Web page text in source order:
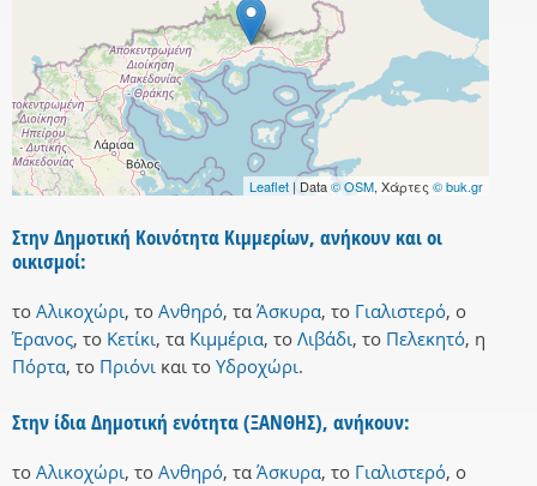
Leaflet | Data© OSM, Χάρτες © buk.gr
Στην Δημοτική Κοινότητα Κιμμερίων, ανήκουν και οι
οικισμοί:
το Αλικοχώρι, το Ανθηρό, τα Άσκυρα, το Γιαλιστερό, ο
Έρανος, το Κετίκι, τα Κιμμέρια, το Λιβάδι, το Πελεκητό, η
Πόρτα, το Πριόνι και το Υδροχώρι.
Στην ίδια Δημοτική ενότητα (ΞΑΝΘΗΣ), ανήκουν:
το Αλικοχώρι, το Ανθηρό, τα Άσκυρα, το Γιαλιστερό, ο